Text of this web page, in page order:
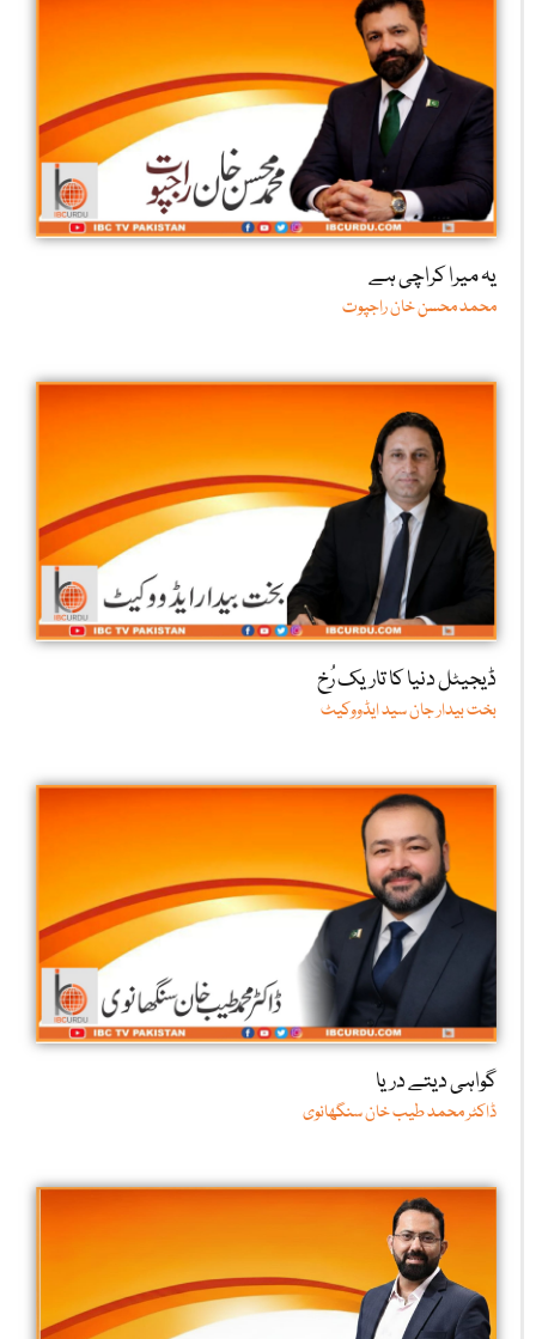
یہ میرا کراچی ہے
محمد محسن خان راجپوت
ڈیجیٹل دنیا کا تاریک رُخ
بخت بیدار جان سید ایڈووکیٹ
گواہی دیتے دریا
ڈاکٹر محمد طیب خان سنگھانوی